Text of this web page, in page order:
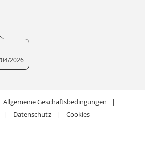
2026
Allgemeine Geschäftsbedingungen
Datenschutz Cookies